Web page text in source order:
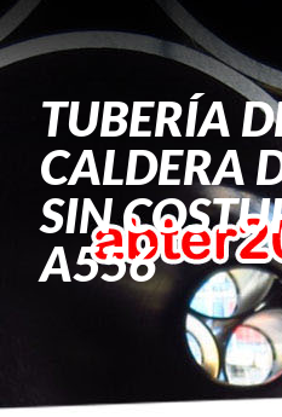
TUBERÍA
CALDERA
SIN
A556